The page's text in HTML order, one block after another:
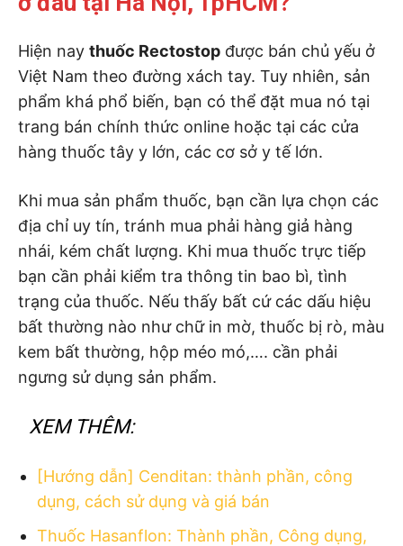
Hiện nay thuốc Rectostop được bán chủ yếu ở
Việt Nam theo đường xách tay. Tuy nhiên, sản
phẩm khá phổ biến, bạn có thể đặt mua nó tại
trang bán chính thức online hoặc tại các cửa
hàng thuốc tây y lớn, các cơ sở y tế lớn.
Khi mua sản phẩm thuốc, bạn cần lựa chọn các
địa chỉ uy tín, tránh mua phải hàng giả hàng
nhái, kém chất lượng. Khi mua thuốc trực tiếp
bạn cần phải kiểm tra thông tin bao bì, tình
trạng của thuốc. Nếu thấy bất cứ các dấu hiệu
bất thường nào như chữ in mờ, thuốc bị rò, màu
kem bất thường, hộp méo mó,…. cần phải
ngưng sử dụng sản phẩm.
XEM THÊM:
[Hướng dẫn] Cenditan: thành phần, công
dụng, cách sử dụng và giá bán
Thuốc Hasanflon: Thành phần, Công dụng,